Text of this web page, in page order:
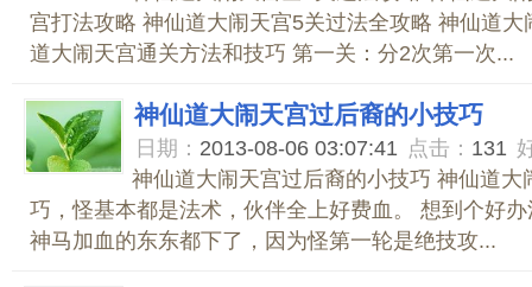
宫打法攻略 神仙道大闹天宫5关过法全攻略 神仙道
道大闹天宫通关方法和技巧 第一关：分2次第一次...
神仙道大闹天宫过后裔的小技巧
日期： 2013-08-06 03:07:41 点击： 131
神仙道大闹天宫过后裔的小技巧 神仙道大
巧，怪基本都是法术，伙伴全上好费血。 想到个好
神马加血的东东都下了，因为怪第一轮是绝技攻...